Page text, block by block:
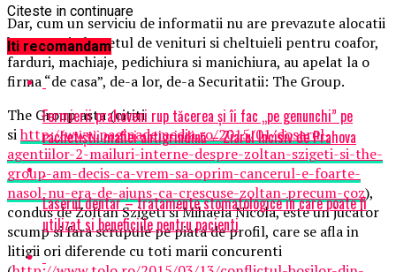
Dar, cum un serviciu de informatii nu are prevazute alocatii
bugetare in bugetul de venituri si cheltuieli pentru coafor,
farduri, machiaje, pedichiura si manichiura, au apelat la o
firma “de casa”, de-a lor, de-a Securitatii: The Group.
The Group asta (cititi
sihttp://www.paginademedia.ro/2015/01/dosarul-
agentiilor-2-mailuri-interne-despre-zoltan-szigeti-si-the-
group-am-decis-ca-vrem-sa-oprim-cancerul-e-foarte-
nasol-nu-era-de-ajuns-ca-crescuse-zoltan-precum-coz),
condus de Zoltan Szigeti si Mihaela Nicola, este un jucator
scump si fara scrupule pe piata de profil, care se afla in
litigii ori diferende cu toti marii concurenti
Citeste in continuare
Iti recomandam
Fermierii prahoveni rup tăcerea și îi fac „pe genunchi” pe
rachetiștii mafiei antigrindină – Ziarul Incisiv de Prahova
Laserul dentar – tratamente stomatologice in care poate fi
utilizat si beneficiile pentru pacienti